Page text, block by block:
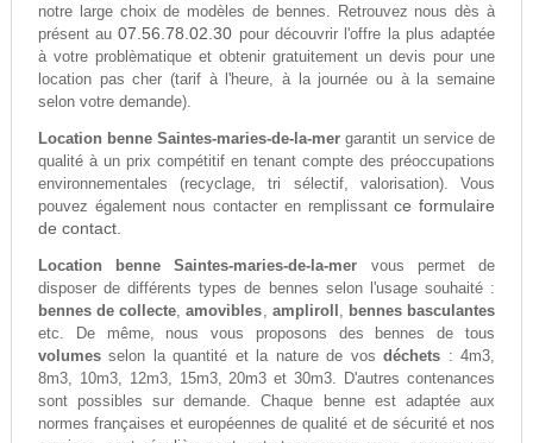
notre large choix de modèles de bennes. Retrouvez nous dès à
présent au07.56.78.02.30 pour découvrir l'offre la plus adaptée
à votre problèmatique et obtenir gratuitement un devis pour une
location pas cher (tarif à l'heure, à la journée ou à la semaine
selon votre demande).
Location benne Saintes-maries-de-la-mer garantit un service de
qualité à un prix compétitif en tenant compte des préoccupations
environnementales (recyclage, tri sélectif, valorisation). Vous
pouvez également nous contacter en remplissantce formulaire
de contact.
Location benne Saintes-maries-de-la-mer vous permet de
disposer de différents types de bennes selon l'usage souhaité :
bennes de collecte, amovibles, ampliroll , bennes basculantes
etc. De même, nous vous proposons des bennes de tous
volumesselon la quantité et la nature de vosdéchets : 4m3,
8m3, 10m3, 12m3, 15m3, 20m3 et 30m3. D'autres contenances
sont possibles sur demande. Chaque benne est adaptée aux
normes françaises et européennes de qualité et de sécurité et nos